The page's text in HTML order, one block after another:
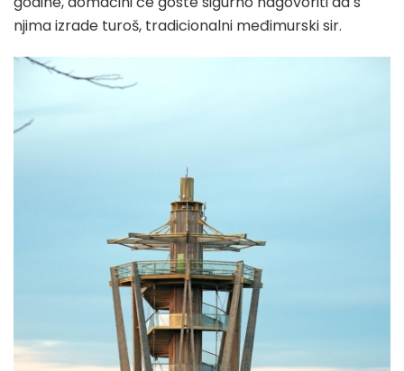
njima izrade turoš, tradicionalni međimurski sir.